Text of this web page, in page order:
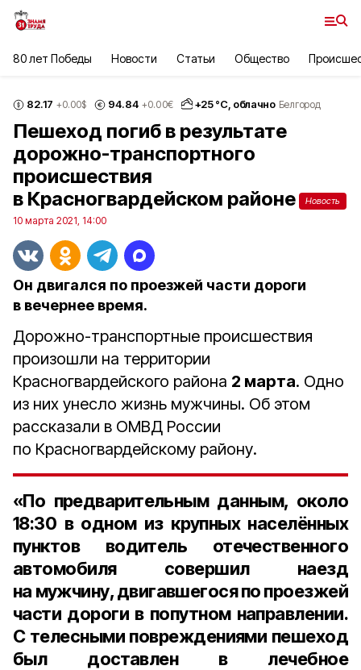
80 лет Победы Новости Статьи Общество
82.17 +0.00$ 94.84 +0.00€ +25°С, облачно Белгород
Пешеход погиб в результате
дорожно-транспортного
происшествия
в Красногвардейском районе
Новость
10 марта 2021, 14:00
Он двигался по проезжей части дороги
в вечернее время.
Дорожно-транспортные происшествия
произошли на территории
Красногвардейского района 2 марта. Одно
из них унесло жизнь мужчины. Об этом
рассказали в ОМВД России
по Красногвардейскому району.
«По предварительным данным, около
18:30 в одном из крупных населённых
пунктов водитель отечественного
автомобиля совершил наезд
на мужчину, двигавшегося по проезжей
части дороги в попутном направлении.
С телесными повреждениями пешеход
был доставлен в лечебное